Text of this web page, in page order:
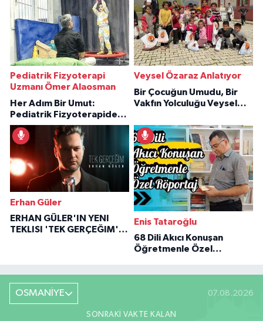
Pediatrik Fizyoterapi
Uzmanı Ömer Alaosman
Her Adım Bir Umut:
Pediatrik Fizyoterapiden
İlham Veren Hikâyeler
Veysel Özaraz Anlatıyor
Bir Çocuğun Umudu, Bir
Vakfın Yolculuğu Veysel
Erhan Güler
ERHAN GÜLER'IN YENI
TEKLISI 'TEK GERÇEĞIM'LE
Enis Tataroğlu
68 Dili Akıcı Konuşan
Öğretmenle Özel
OSMANİYE 07.08.2026
SONRAKI VAKTE KALAN